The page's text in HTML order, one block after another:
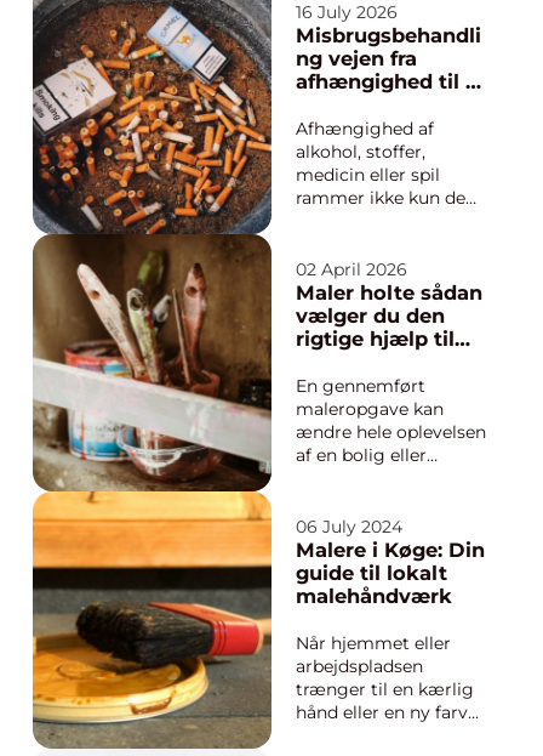
16 July 2026
Misbrugsbehandli
ng vejen fra
afhængighed til et
hverdagsliv
Afhængighed af
alkohol, stoffer,
medicin eller spil
rammer ikke kun den
omgangskredsen
mærker følgerne.
Mange forsøger
længe at klare sig
bliver mønstrene ofte
ved med at gentage
sig. He...
02 April 2026
Maler holte sådan
vælger du den
rigtige hjælp til
En gennemført
maleropgave kan
ændre hele oplevelsen
af en bolig eller
håndværket har stor
betydning for både
indtryk og
holdbarhed. Når man
handler det derfor om
mere end bare maling
...
06 July 2024
Malere i Køge: Din
guide til lokalt
malehåndværk
Når hjemmet eller
arbejdspladsen
trænger til en kærlig
hånd eller en ny farve